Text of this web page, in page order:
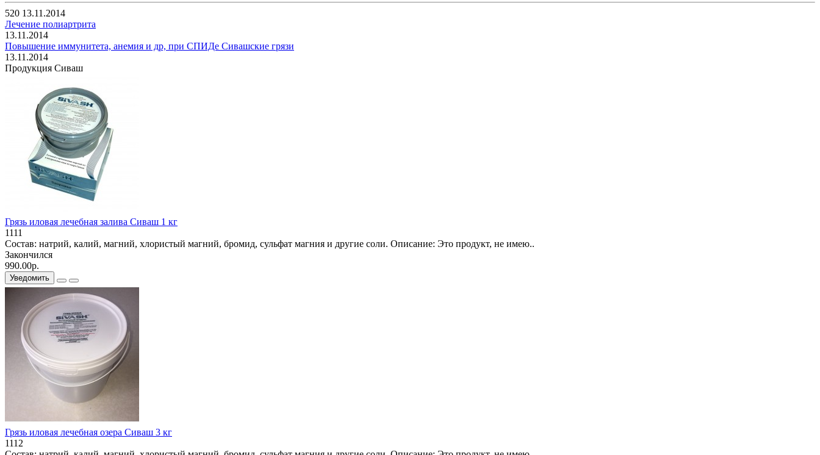
520 13.11.2014
Лечение полиартрита
13.11.2014
Повышение иммунитета, анемия и др, при СПИДе Сивашские грязи
13.11.2014
Продукция Сиваш
Грязь иловая лечебная залива Сиваш 1 кг
1111
Состав: натрий, калий, магний, хлористый магний, бромид, сульфат магния и другие соли. Описание: Это продукт, не имею..
Закончился
990.00р.
Уведомить
Грязь иловая лечебная озера Сиваш 3 кг
1112